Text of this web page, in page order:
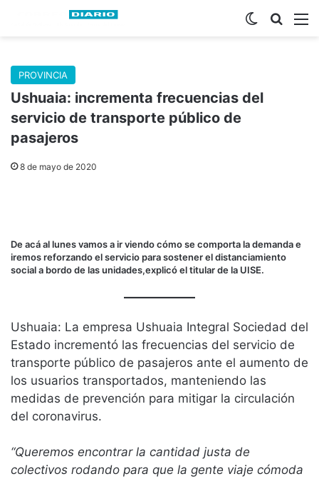
Buscar
Switch skin
PROVINCIA
Ushuaia: incrementa frecuencias del
servicio de transporte público de
pasajeros
8 de mayo de 2020
De acá al lunes vamos a ir viendo cómo se comporta la demanda e
iremos reforzando el servicio para sostener el distanciamiento
social a bordo de las unidades,explicó el titular de la UISE.
Ushuaia: La empresa Ushuaia Integral Sociedad del
Estado incrementó las frecuencias del servicio de
transporte público de pasajeros ante el aumento de
los usuarios transportados, manteniendo las
medidas de prevención para mitigar la circulación
del coronavirus.
“Queremos encontrar la cantidad justa de
colectivos rodando para que la gente viaje cómoda